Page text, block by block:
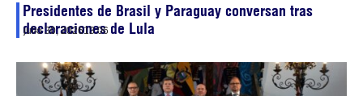
Presidentes de Brasil y Paraguay conversan tras
declaraciones de Lula
julio 30, 202613:06